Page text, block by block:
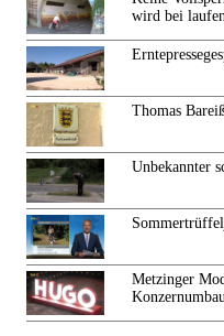
wird bei
Thomas
Unbekannter
Metzinger